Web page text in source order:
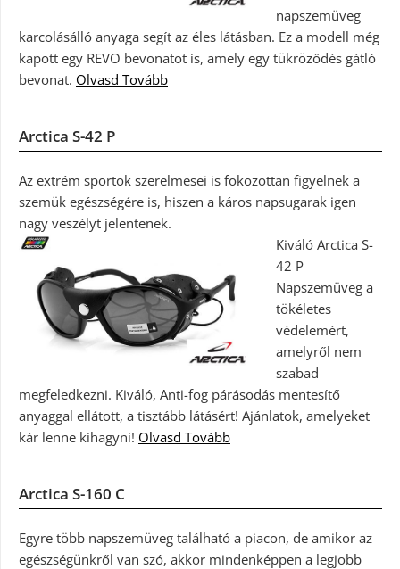
napszemüveg
karcolásálló anyaga segít az éles látásban. Ez a modell még
kapott egy REVO bevonatot is, amely egy tükröződés gátló
bevonat. Olvasd Tovább
Arctica S-42 P
Az extrém sportok szerelmesei is fokozottan figyelnek a
szemük egészségére is, hiszen a káros napsugarak igen
nagy veszélyt jelentenek.
Kiváló Arctica S-
42 P
Napszemüveg a
tökéletes
védelemért,
amelyről nem
szabad
megfeledkezni. Kiváló, Anti-fog párásodás mentesítő
anyaggal ellátott, a tisztább látásért! Ajánlatok, amelyeket
kár lenne kihagyni! Olvasd Tovább
Arctica S-160 C
Egyre több napszemüveg található a piacon, de amikor az
egészségünkről van szó, akkor mindenképpen a legjobb